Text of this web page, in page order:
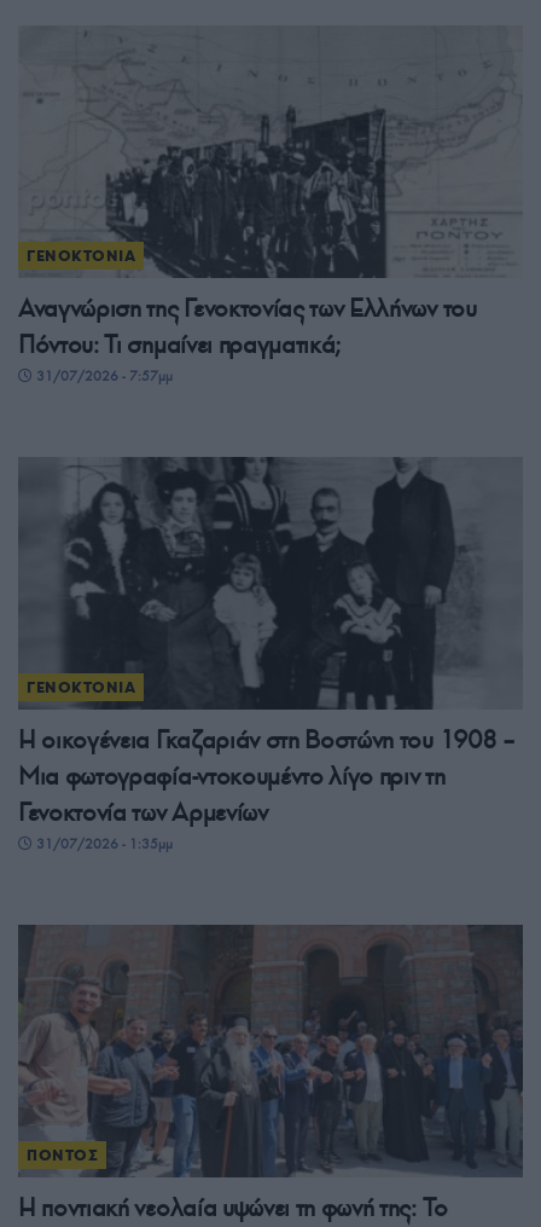
ΓΕΝΟΚΤΟΝΙΑ
Αναγνώριση της Γενοκτονίας των Ελλήνων του
Πόντου: Τι σημαίνει πραγματικά;
31/07/2026 - 7:57μμ
ΓΕΝΟΚΤΟΝΙΑ
Η οικογένεια Γκαζαριάν στη Βοστώνη του 1908 –
Μια φωτογραφία-ντοκουμέντο λίγο πριν τη
Γενοκτονία των Αρμενίων
31/07/2026 - 1:35μμ
ΠΟΝΤΟΣ
Η ποντιακή νεολαία υψώνει τη φωνή της: Το